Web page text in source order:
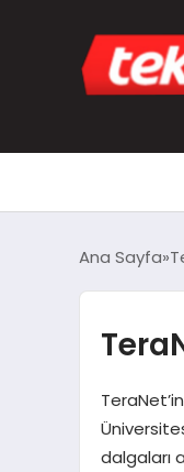
Ana Sayfa
dalgaları